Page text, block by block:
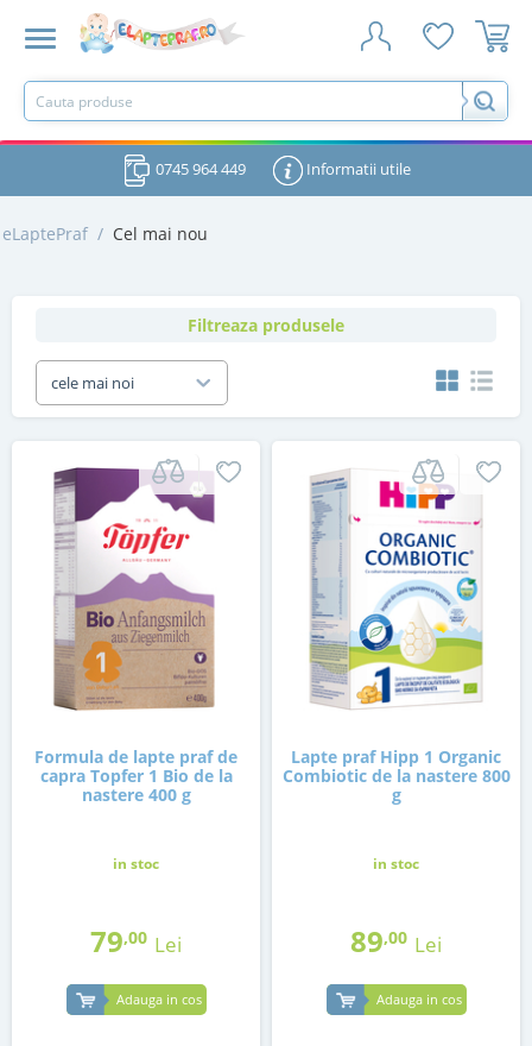
0745 964 449 Informatii utile
eLaptePraf / Cel mai nou
Filtreaza produsele
cele mai noi
Formula de lapte praf de
capra Topfer 1 Bio de la
nastere 400 g
in stoc
79,00 Lei
Adauga in cos
Lapte praf Hipp 1 Organic
Combiotic de la nastere 800
g
in stoc
89,00 Lei
Adauga in cos